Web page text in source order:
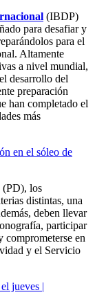
(IBDP)
para desafiar y
para el
Altamente
a nivel mundial,
desarrollo del
preparación
han completado el
más
en el sóleo de
(PD), los
distintas, una
deben llevar
participar
en
y el Servicio
jueves |